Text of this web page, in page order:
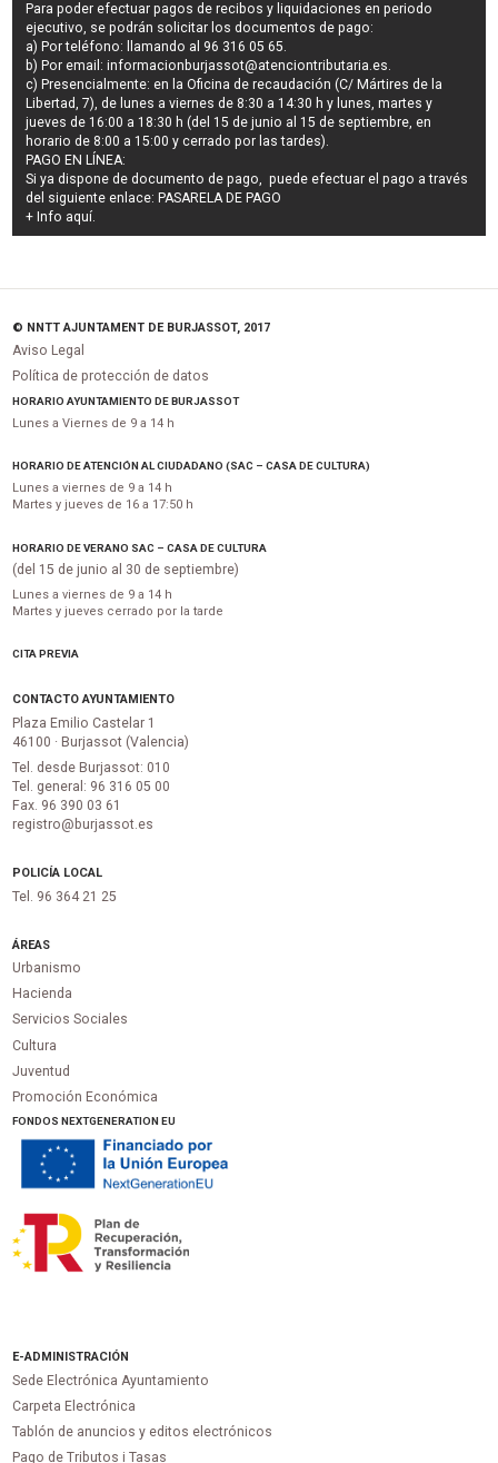
Para poder efectuar pagos derecibos y liquidaciones en periodo
ejecutivo, se podrán solicitar los documentos de pago:
a) Por teléfono: llamando al 96 316 05 65.
b) Por email:informacionburjassot@atenciontributaria.es.
c) Presencialmente: en la Oficina de recaudación (C/ Mártires de la
Libertad, 7), de lunes a viernes de 8:30 a 14:30 h y lunes, martes y
jueves de 16:00 a 18:30 h (del 15 de junio al 15 de septiembre, en
horario de 8:00 a 15:00 y cerrado por las tardes).
PAGO EN LÍNEA:
Si ya dispone de documento de pago, puede efectuar el pago a través
del siguiente enlace: PASARELA DE PAGO
+ Info aquí.
© NNTT AJUNTAMENT DE BURJASSOT, 2017
Aviso Legal
Política de protección de datos
HORARIO AYUNTAMIENTO DE BURJASSOT
Lunes a Viernes de 9 a 14 h
HORARIO DE ATENCIÓN AL CIUDADANO (SAC – CASA DE CULTURA)
Lunes a viernes de 9 a 14 h
Martes y jueves de 16 a 17:50 h
HORARIO DE VERANO SAC – CASA DE CULTURA
(del 15 de junio al 30 de septiembre)
Lunes a viernes de 9 a 14 h
Martes y jueves cerrado por la tarde
CITA PREVIA
CONTACTO AYUNTAMIENTO
Plaza Emilio Castelar 1
46100 · Burjassot (Valencia)
Tel. desde Burjassot: 010
Tel. general: 96 316 05 00
Fax. 96 390 03 61
registro@burjassot.es
POLICÍA LOCAL
Tel. 96 364 21 25
ÁREAS
Urbanismo
Hacienda
Servicios Sociales
Cultura
Juventud
Promoción Económica
FONDOS NEXTGENERATION EU
E-ADMINISTRACIÓN
Sede Electrónica Ayuntamiento
Carpeta Electrónica
Tablón de anuncios y editos electrónicos
Pago de Tributos i Tasas